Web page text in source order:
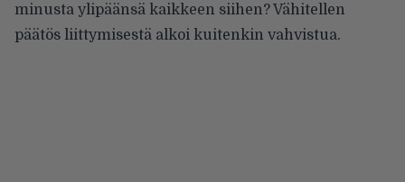
minusta ylipäänsä kaikkeen siihen? Vähitellen
päätös liittymisestä alkoi kuitenkin vahvistua.